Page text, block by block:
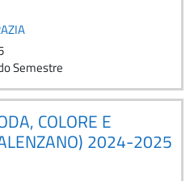
Semestre
COLORE E
2024-2025